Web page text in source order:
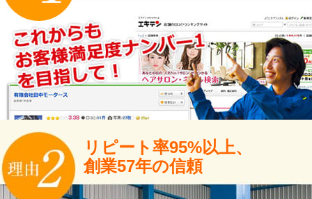
リピート率95%以上、
創業57年の信頼